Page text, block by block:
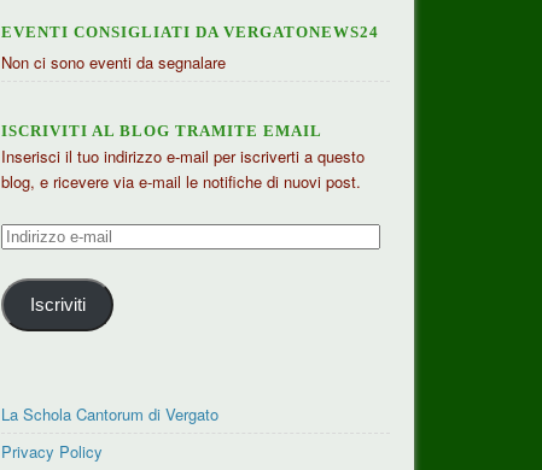
EVENTI CONSIGLIATI DA VERGATONEWS24
Non ci sono eventi da segnalare
ISCRIVITI AL BLOG TRAMITE EMAIL
Inserisci il tuo indirizzo e-mail per iscriverti a questo
blog, e ricevere via e-mail le notifiche di nuovi post.
Indirizzo
mail
Iscriviti
La Schola Cantorum di Vergato
Privacy Policy